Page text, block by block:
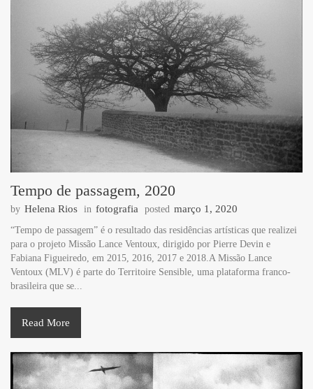
Tempo de passagem, 2020
by Helena Rios in fotografia posted março 1, 2020
“Tempo de passagem” é o resultado das residências artísticas que realizei
para o projeto Missão Lance Ventoux, dirigido por Pierre Devin e
Fabiana Figueiredo, em 2015, 2016, 2017 e 2018.A Missão Lance
Ventoux (MLV) é parte do Territoire Sensible, uma plataforma franco-
brasileira que se...
Read More